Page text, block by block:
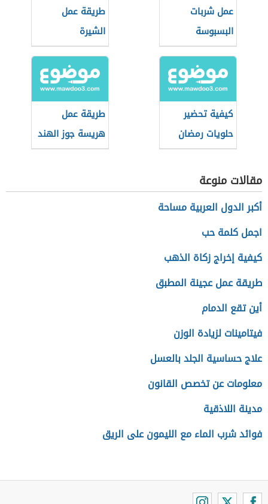
عمل شربات
البسبوسة
طريقة عمل
الشيرة
كيفية تحضير
حلويات رمضان
طريقة عمل
هريسة جوز الهند
بدون بيض
مقالات منوعة
أكبر الدول العربية مساحة
اجمل كلمة حب
كيفية إخراج زكاة الذهب
طريقة عمل عجينة المطبق
أين تقع الدمام
فيتامينات لزيادة الوزن
علاج حساسية الجلد بالعسل
معلومات عن تخصص القانون
مدينة اللاذقية
فوائد شرب الماء مع الليمون على الريق